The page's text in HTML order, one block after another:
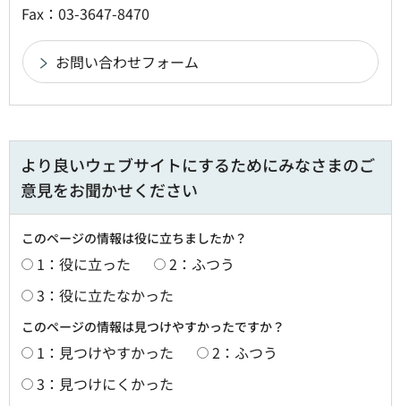
Fax：03-3647-8470
より良いウェブサイトにするためにみなさまのご
意見をお聞かせください
このページの情報は役に立ちましたか？
1：役に立った
2：ふつう
3：役に立たなかった
このページの情報は見つけやすかったですか？
1：見つけやすかった
2：ふつう
3：見つけにくかった